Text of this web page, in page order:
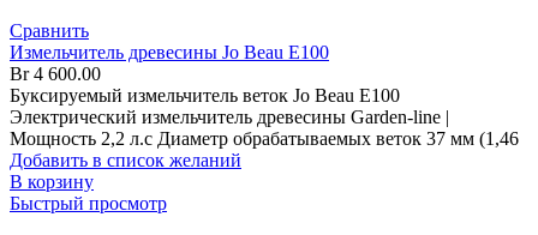
Сравнить
Измельчитель древесины Jo Beau E100
Br4 600.00
Буксируемый измельчитель веток Jo Beau E100
Электрический измельчитель древесины Garden-line |
Мощность 2,2 л.с Диаметр обрабатываемых веток 37 мм (1,46
Добавить в список желаний
В корзину
Быстрый просмотр